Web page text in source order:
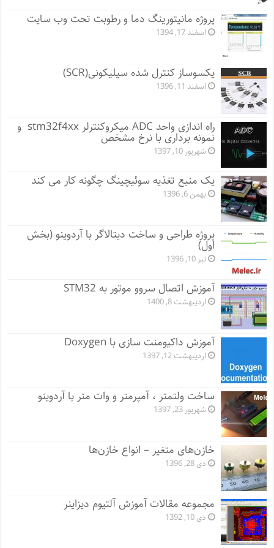
پروژه مانيتورينگ دما و رطوبت تحت وب سایت
اسفند 17, 1394
یکسوساز کنترل شده سیلیکونی(SCR)
اسفند 11, 1396
راه اندازی واحد ADC میکروکنترلر stm32f4xx و
نمونه برداری با نرخ مشخص
شهریور 10, 1397
یک منبع تغذیه سوئیچینگ چگونه کار می کند
بهمن 6, 1396
پروژه طراحی و ساخت دیتالاگر با آردوینو (بخش
اول)
تیر 10, 1396
آموزش اتصال سروو موتور به STM32
اردیبهشت 8, 1400
آموزش داکیومنت سازی با Doxygen
اردیبهشت 12, 1397
ساخت ولتمتر ، آمپرمتر و وات متر با آردوینو
شهریور 23, 1397
خازن‌های متغیر – انواع خازن‌ها
دی 28, 1396
مجموعه مقالات آموزش آلتیوم دیزاینر
دی 10, 1392